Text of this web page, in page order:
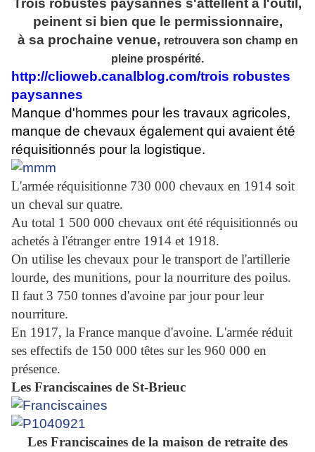
Trois robustes paysannes s'attellent à l'outil,
peinent si bien que le permissionnaire,
à sa prochaine venue, retrouvera son champ en
pleine prospérité.
http://clioweb.canalblog.com/trois robustes
paysannes
Manque d'hommes pour les travaux agricoles,
manque de chevaux également qui avaient été
réquisitionnés pour la logistique.
L'armée réquisitionne 730 000 chevaux en 1914 soit
un cheval sur quatre.
Au total 1 500 000 chevaux ont été réquisitionnés ou
achetés à l'étranger entre 1914 et 1918.
On utilise les chevaux pour le transport de l'artillerie
lourde, des munitions, pour la nourriture des poilus.
Il faut 3 750 tonnes d'avoine par jour pour leur
nourriture.
En 1917, la France manque d'avoine. L'armée réduit
ses effectifs de 150 000 têtes sur les 960 000 en
présence.
Les Franciscaines de St-Brieuc
Les Franciscaines de la maison de retraite des